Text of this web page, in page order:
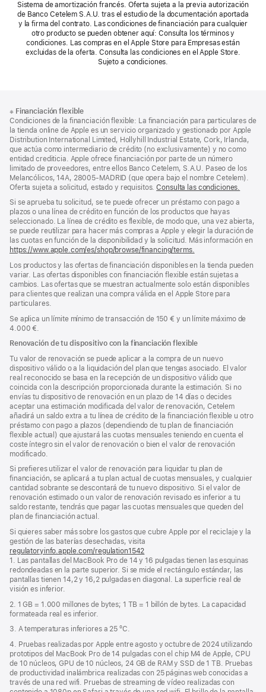
Sistema de amortización francés. Oferta sujeta a la previa autorización
de Banco Cetelem S.A.U. tras el estudio de la documentación aportada
y la firma del contrato. Las condiciones de financiación para cualquier
otro producto se pueden obtener aquí: Consulta los términos y
condiciones. Las compras en el Apple Store para Empresas están
excluidas de la oferta. Consulta las condiciones en el Apple Store.
Sujeto a condiciones.
a
pie
de
página
al
pie
※ Financiación flexible
Condiciones de la financiación flexible: La financiación para particulares de
la tienda online de Apple es un servicio organizado y gestionado por Apple
Distribution International Limited, Hollyhill Industrial Estate, Cork, Irlanda,
que actúa como intermediario de crédito (no exclusivamente) y no como
entidad crediticia. Apple ofrece financiación por parte de un número
limitado de proveedores, entre ellos Banco Cetelem, S.A.U. Paseo de los
Melancólicos, 14A, 28005-MADRID (que opera bajo el nombre Cetelem).
Oferta sujeta a solicitud, estado y requisitos.Consulta las condiciones.
Si se aprueba tu solicitud, se te puede ofrecer un préstamo con pago a
plazos o una línea de crédito en función de los productos que hayas
seleccionado. La línea de crédito es flexible, de modo que, una vez abierta,
se puede reutilizar para hacer más compras a Apple y elegir la duración de
las cuotas en función de la disponibilidad y la solicitud. Más información en
https://www.apple.com/es/shop/browse/financing/terms.
Los productos y las ofertas de financiación disponibles en la tienda pueden
variar. Las ofertas disponibles con financiación flexible están sujetas a
cambios. Las ofertas que se muestran actualmente solo están disponibles
para clientes que realizan una compra válida en el Apple Store para
particulares.
Se aplica un límite mínimo de transacción de 150 € y un límite máximo de
4.000 €.
Renovación de tu dispositivo con la financiación flexible
Tu valor de renovación se puede aplicar a la compra de un nuevo
dispositivo válido o a la liquidación del plan que tengas asociado. El valor
real reconocido se basa en la recepción de un dispositivo válido que
coincida con la descripción proporcionada durante la estimación. Si no
envías tu dispositivo de renovación en un plazo de 14 días o decides
aceptar una estimación modificada del valor de renovación, Cetelem
añadirá un saldo extra a tu línea de crédito de la financiación flexible u otro
préstamo con pago a plazos (dependiendo de tu plan de financiación
flexible actual) que ajustará las cuotas mensuales teniendo en cuenta el
coste íntegro sin el valor de renovación o bien el valor de renovación
modificado.
Si prefieres utilizar el valor de renovación para liquidar tu plan de
financiación, se aplicará a tu plan actual de cuotas mensuales, y cualquier
cantidad sobrante se descontará de tu nuevo dispositivo. Si el valor de
renovación estimado o un valor de renovación revisado es inferior a tu
saldo restante, tendrás que pagar las cuotas mensuales que queden del
plan de financiación actual.
Si quieres saber más sobre los gastos que cubre Apple por el reciclaje y la
gestión de las baterías desechadas, visita
regulatoryinfo.apple.com/regulation1542
abre
en
una
1. Las pantallas del MacBook Pro de 14 y 16 pulgadas tienen las esquinas
redondeadas en la parte superior. Si se mide el rectángulo estándar, las
pantallas tienen 14,2 y 16,2 pulgadas en diagonal. La superficie real de
visión es inferior.
2. 1 GB = 1.000 millones de bytes; 1 TB = 1 billón de bytes. La capacidad
formateada real es inferior.
3. A temperaturas inferiores a 25 ºC.
4. Pruebas realizadas por Apple entre agosto y octubre de 2024 utilizando
prototipos del MacBook Pro de 14 pulgadas con el chip M4 de Apple, CPU
de 10 núcleos, GPU de 10 núcleos, 24 GB de RAM y SSD de 1 TB. Pruebas
de productividad inalámbrica realizadas con 25 páginas web conocidas a
través de una red wifi. Pruebas de streaming de vídeo realizadas con